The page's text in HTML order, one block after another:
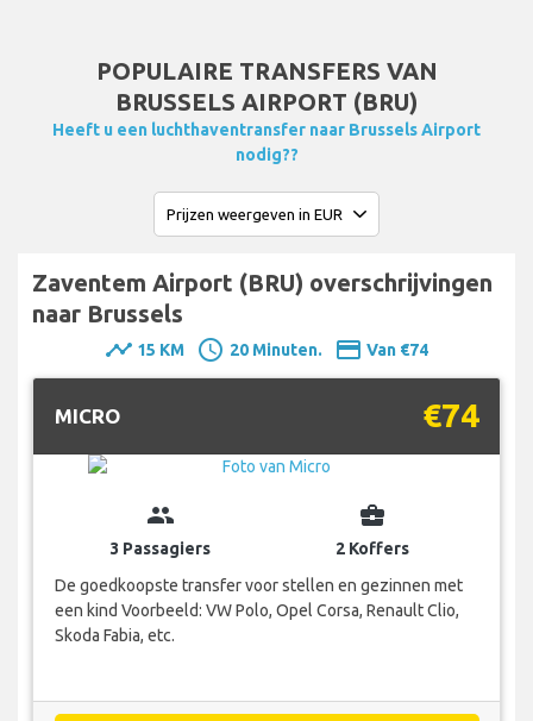
POPULAIRE TRANSFERS VAN
BRUSSELS AIRPORT (BRU)
Heeft u een luchthaventransfer naar Brussels Airport
nodig??
Zaventem Airport (BRU) overschrijvingen
naar Brussels
timeline 15 KM schedule 20 Minuten. payment Van €74
MICRO €74
group
3 Passagiers
business_center
2 Koffers
De goedkoopste transfer voor stellen en gezinnen met
een kind Voorbeeld: VW Polo, Opel Corsa, Renault Clio,
Skoda Fabia, etc.